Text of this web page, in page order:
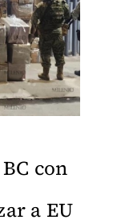
con
a EU